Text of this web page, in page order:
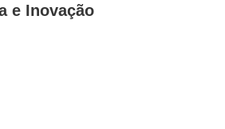
e Inovação